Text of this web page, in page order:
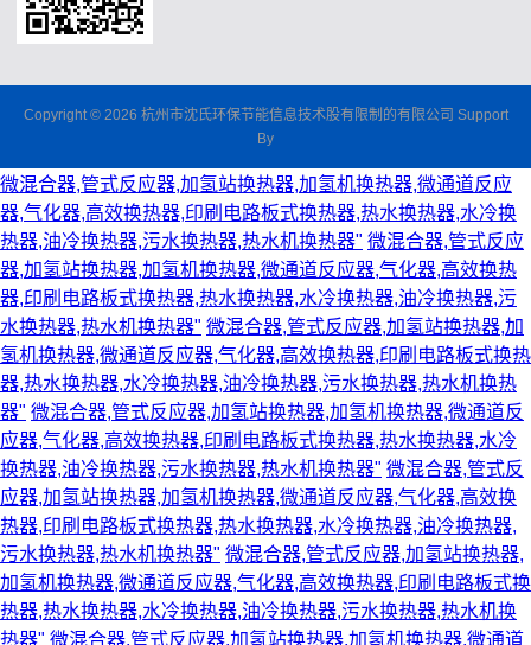
Copyright © 2026 杭州市沈氏环保节能信息技术股有限制的有限公司 Support
By
微混合器,管式反应器,加氢站换热器,加氢机换热器,微通道反应
器,气化器,高效换热器,印刷电路板式换热器,热水换热器,水冷换
热器,油冷换热器,污水换热器,热水机换热器" 微混合器,管式反应
器,加氢站换热器,加氢机换热器,微通道反应器,气化器,高效换热
器,印刷电路板式换热器,热水换热器,水冷换热器,油冷换热器,污
水换热器,热水机换热器" 微混合器,管式反应器,加氢站换热器,加
氢机换热器,微通道反应器,气化器,高效换热器,印刷电路板式换热
器,热水换热器,水冷换热器,油冷换热器,污水换热器,热水机换热
器" 微混合器,管式反应器,加氢站换热器,加氢机换热器,微通道反
应器,气化器,高效换热器,印刷电路板式换热器,热水换热器,水冷
换热器,油冷换热器,污水换热器,热水机换热器" 微混合器,管式反
应器,加氢站换热器,加氢机换热器,微通道反应器,气化器,高效换
热器,印刷电路板式换热器,热水换热器,水冷换热器,油冷换热器,
污水换热器,热水机换热器" 微混合器,管式反应器,加氢站换热器,
加氢机换热器,微通道反应器,气化器,高效换热器,印刷电路板式换
热器,热水换热器,水冷换热器,油冷换热器,污水换热器,热水机换
热器" 微混合器,管式反应器,加氢站换热器,加氢机换热器,微通道